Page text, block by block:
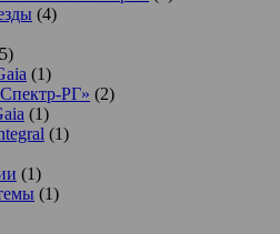
(4)
(1)
РГ» (2)
(1)
(1)
(1)
(1)